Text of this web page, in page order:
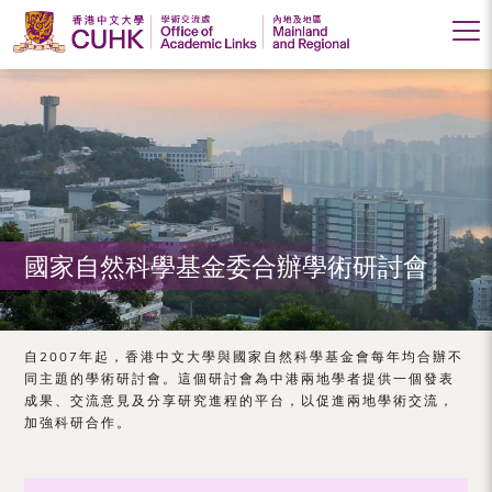
香
港
中
文
大
學
學
術
交
流
國家自然科學基金委合辦學術研討會
自2007年起，香港中文大學與國家自然科學基金會每年均合辦不
同主題的學術研討會。這個研討會為中港兩地學者提供一個發表
成果、交流意見及分享研究進程的平台，以促進兩地學術交流，
加強科研合作。